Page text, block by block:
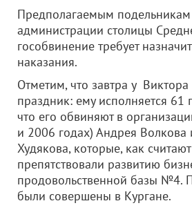
Предполагаемым подельникам
администрации столицы
гособвинение требует
наказания.
Отметим, что завтра у Виктора
праздник: ему исполняется
что его обвиняют в
и 2006 годах) Андрея Волкова
Худякова, которые, как
препятствовали развитию
продовольственной базы №4.
были совершены в Кургане.